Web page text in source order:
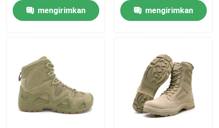
Kontak
Seragam Tempur Militer
Seragam Kamuflase Militer
mengirimkan
mengirimkan